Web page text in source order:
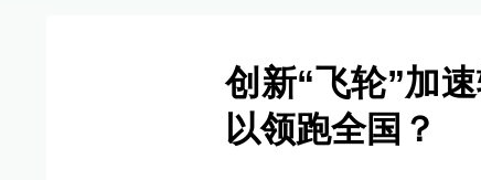
创新“飞轮”加
以领跑全国？